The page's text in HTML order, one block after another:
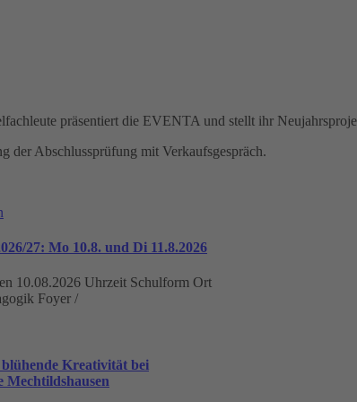
präsentiert die EVENTA und stellt ihr
der Abschlussprüfung mit Verkaufsgespräch.
27: Mo 10.8. und Di 11.8.2026
10.08.2026 Uhrzeit Schulform Ort
Foyer /
Kreativität bei
Mechtildshausen